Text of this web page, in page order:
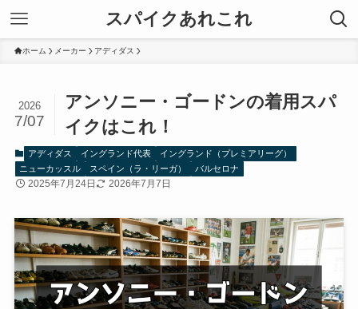
スパイクあれこれ
ホーム メーカー アディダス
アンソニー・ゴードンの着用スパ
イクはこれ！
2026
7/07
アディダス イングランド代表
イングランド（プレミアリーグ）
ニューカッスル
スペイン（ラ・リーガ） バルセロナ
2025年7月24日 2026年7月7日